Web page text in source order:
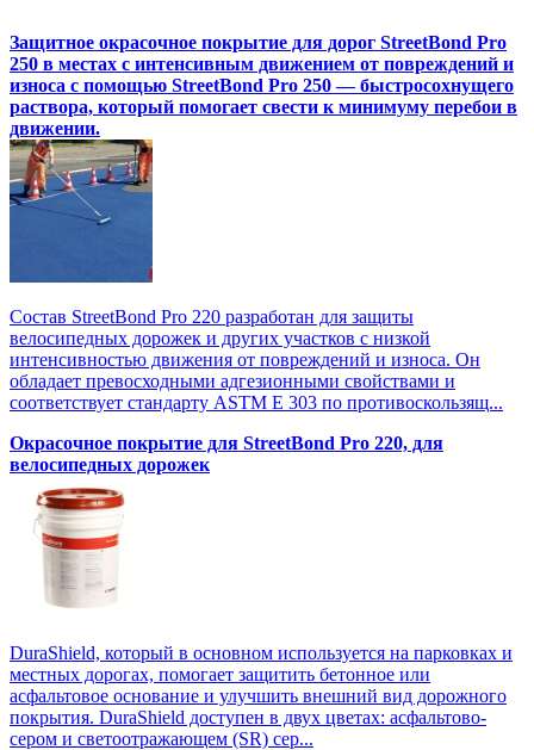
Защитное окрасочное покрытие для дорог StreetBond Pro
250 в местах с интенсивным движением от повреждений и
износа с помощью StreetBond Pro 250 — быстросохнущего
раствора, который помогает свести к минимуму перебои в
движении.
Состав StreetBond Pro 220 разработан для защиты
велосипедных дорожек и других участков с низкой
интенсивностью движения от повреждений и износа. Он
обладает превосходными адгезионными свойствами и
соответствует стандарту ASTM E 303 по противоскользящ...
Окрасочное покрытие для StreetBond Pro 220, для
велосипедных дорожек
DuraShield, который в основном используется на парковках и
местных дорогах, помогает защитить бетонное или
асфальтовое основание и улучшить внешний вид дорожного
покрытия. DuraShield доступен в двух цветах: асфальтово-
сером и светоотражающем (SR) сер...